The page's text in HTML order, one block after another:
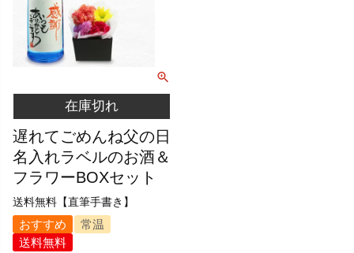
在庫切れ
送料無料【直筆手書き】
遅れてごめんね父の日
名入れラベルのお酒＆
フラワーBOXセット
おすすめ
常温
送料無料